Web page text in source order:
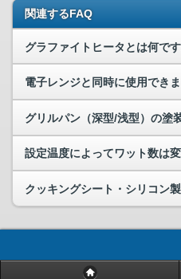
関連するFAQ
グラファイトヒータとは何で
電子レンジと同時に使用でき
グリルパン（深型/浅型）の塗
設定温度によってワット数は
クッキングシート・シリコン